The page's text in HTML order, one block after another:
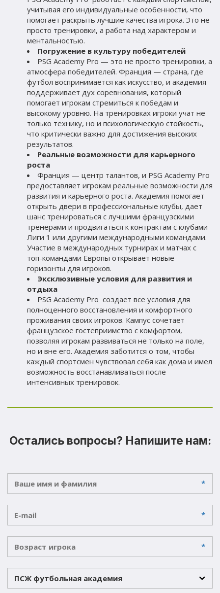
учитывая его индивидуальные особенности, что
помогает раскрыть лучшие качества игрока. Это не
просто тренировки, а работа над характером и
ментальностью.
Погружение в культуру победителей
PSG Academy Pro — это не просто тренировки, а
атмосфера победителей. Франция — страна, где
футбол воспринимается как искусство, и академия
поддерживает дух соревнования, который
помогает игрокам стремиться к победам и
высокому уровню. На тренировках игроки учат не
только технику, но и психологическую стойкость,
что критически важно для достижения высоких
результатов.
Реальные возможности для карьерного
роста
Франция — центр талантов, и PSG Academy Pro
предоставляет игрокам реальные возможности для
развития и карьерного роста. Академия помогает
открыть двери в профессиональные клубы, дает
шанс тренироваться с лучшими французскими
тренерами и продвигаться к контрактам с клубами
Лиги 1 или другими международными командами.
Участие в международных турнирах и матчах с
топ-командами Европы открывает новые
горизонты для игроков.
Эксклюзивные условия для развития и
отдыха
PSG Academy Pro  создает все условия для
полноценного восстановления и комфортного
проживания своих игроков. Кампус сочетает
французское гостеприимство с комфортом,
позволяя игрокам развиваться не только на поле,
но и вне его. Академия заботится о том, чтобы
каждый спортсмен чувствовал себя как дома и имел
возможность восстанавливаться после
интенсивных тренировок.
Остались вопросы? Напишите нам:
*
*
*